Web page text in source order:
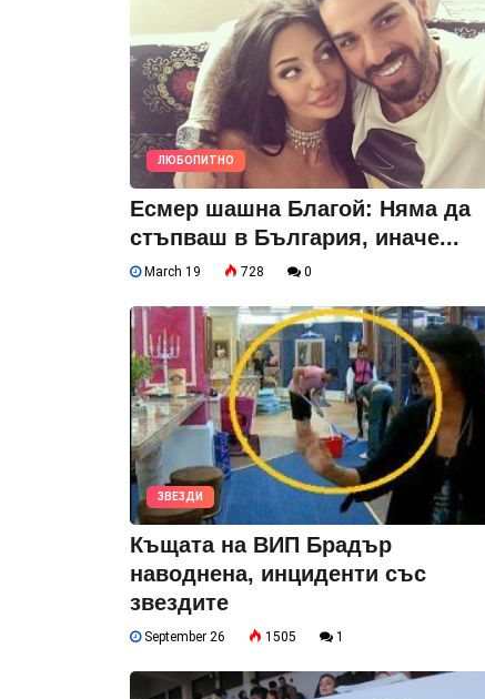
ЛЮБОПИТНО
Есмер шашна Благой: Няма да
стъпваш в България, иначе...
March 19 728 0
ЗВЕЗДИ
Къщата на ВИП Брадър
наводнена, инциденти със
звездите
September 26 1505 1